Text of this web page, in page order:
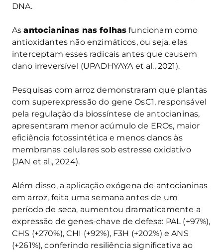
DNA.
Asantocianinas nas folhas funcionam como
antioxidantes não enzimáticos, ou seja, elas
interceptam esses radicais antes que causem
dano irreversível (UPADHYAYA et al., 2021).
Pesquisas com arroz demonstraram que plantas
com superexpressão do gene OsC1, responsável
pela regulação da biossíntese de antocianinas,
apresentaram menor acúmulo de EROs, maior
eficiência fotossintética e menos danos às
membranas celulares sob estresse oxidativo
(JAN et al., 2024).
Além disso, a aplicação exógena de antocianinas
em arroz, feita uma semana antes de um
período de seca, aumentou dramaticamente a
expressão de genes-chave de defesa: PAL (+97%),
CHS (+270%), CHI (+92%), F3H (+202%) e ANS
(+261%), conferindo resiliência significativa ao